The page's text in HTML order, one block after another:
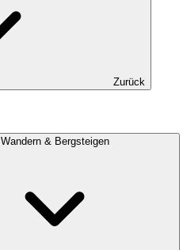
Zurück
Wandern & Bergsteigen